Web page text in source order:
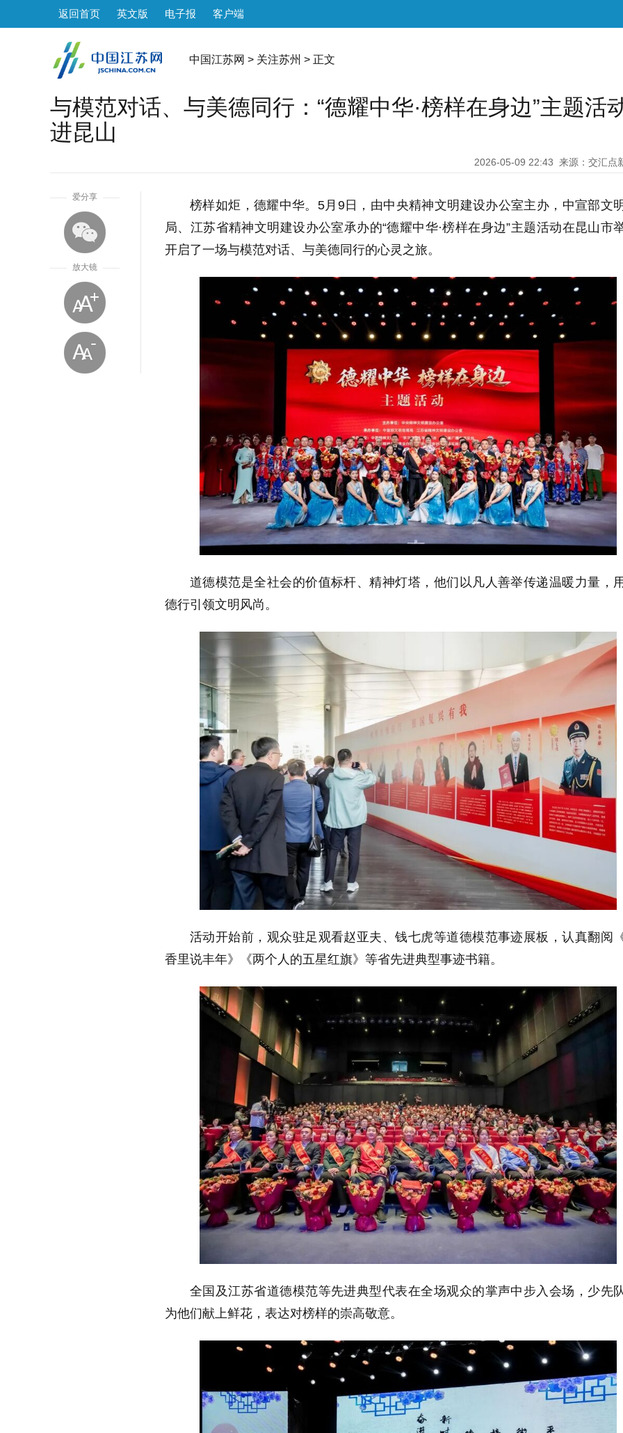
返回首页 英文版 电子报 客户端
中国江苏网 > 关注苏州 > 正文
与模范对话、与美德同行：“德耀中华·榜样在身边”主题活
进昆山
2026-05-09 22:43 来源：交汇点
爱分享
放大镜
榜样如炬，德耀中华。5月9日，由中央精神文明建设办公室主办，中宣部文
局、江苏省精神文明建设办公室承办的“德耀中华·榜样在身边”主题活动在昆山市
开启了一场与模范对话、与美德同行的心灵之旅。
道德模范是全社会的价值标杆、精神灯塔，他们以凡人善举传递温暖力量，
德行引领文明风尚。
活动开始前，观众驻足观看赵亚夫、钱七虎等道德模范事迹展板，认真翻阅
香里说丰年》《两个人的五星红旗》等省先进典型事迹书籍。
全国及江苏省道德模范等先进典型代表在全场观众的掌声中步入会场，少先
为他们献上鲜花，表达对榜样的崇高敬意。